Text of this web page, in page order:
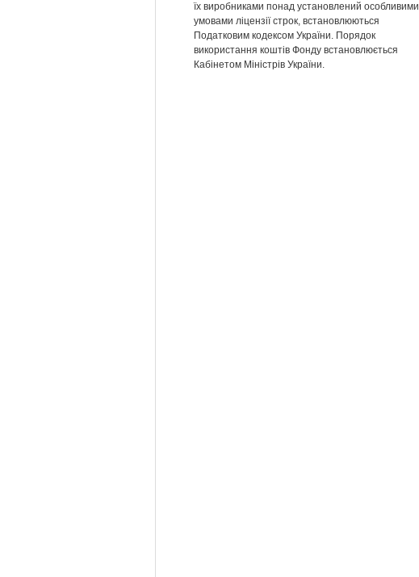
їх виробниками понад установлений особливими
умовами ліцензії строк, встановлюються
Податковим кодексом України. Порядок
використання коштів Фонду встановлюється
Кабінетом Міністрів України.